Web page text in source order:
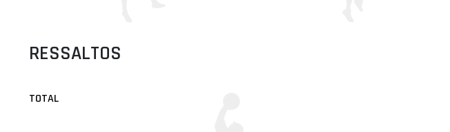
RESSALTOS
TOTAL